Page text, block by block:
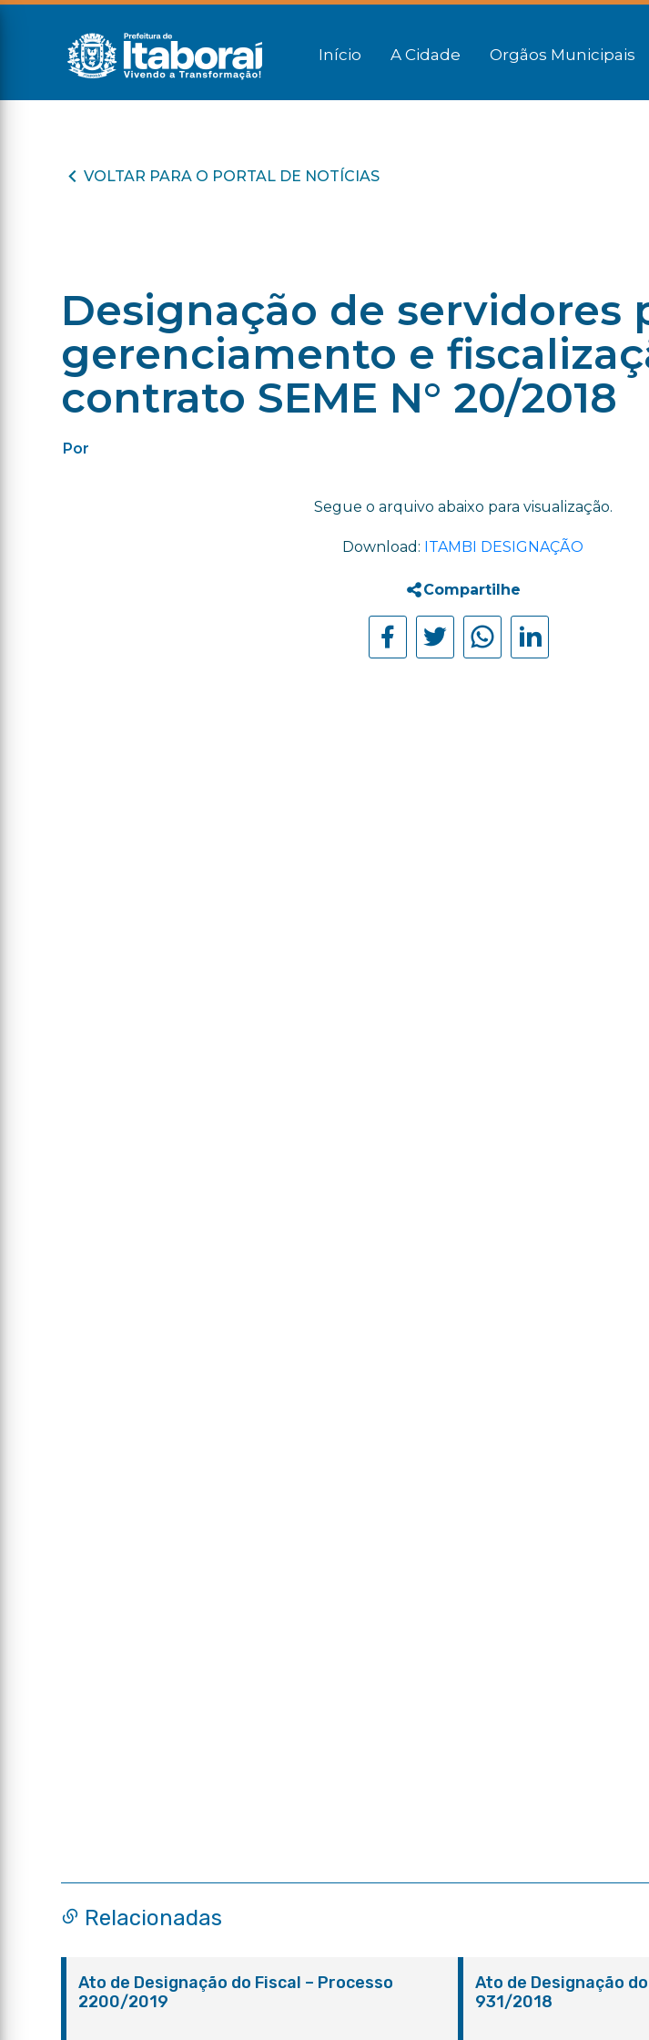
Início A Cidade Orgãos Municipais
VOLTAR PARA O PORTAL DE NOTÍCIAS
Designação de servidores
gerenciamento e
contrato SEME N° 20/2018
Por
Segue o arquivo abaixo para visualização.
Download: ITAMBI DESIGNAÇÃO
Compartilhe
Relacionadas
Ato de Designação do Fiscal – Processo
2200/2019
Ato de Designação
931/2018